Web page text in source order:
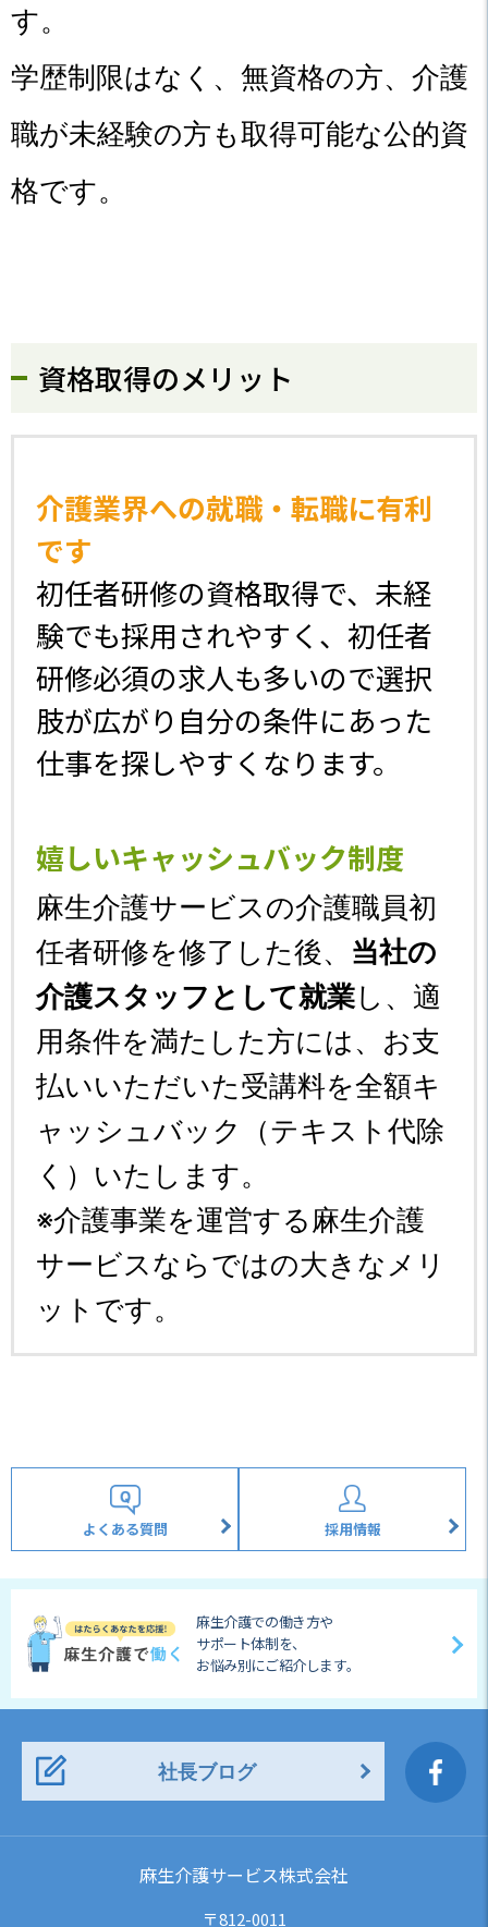
す。
学歴制限はなく、無資格の方、介護
職が未経験の方も取得可能な公的資
格です。
資格取得のメリット
介護業界への就職・転職に有利
です
初任者研修の資格取得で、未経
験でも採用されやすく、初任者
研修必須の求人も多いので選択
肢が広がり自分の条件にあった
仕事を探しやすくなります。
嬉しいキャッシュバック制度
麻生介護サービスの介護職員初
任者研修を修了した後、 当社の
介護スタッフとして就業し、適
用条件を満たした方には、お支
払いいただいた受講料を全額キ
ャッシュバック（テキスト代除
く）いたします。
※介護事業を運営する麻生介護
サービスならではの大きなメリ
ットです。
よくある質問 採用情報
麻生介護での働き方や
サポート体制を、
お悩み別にご紹介します。
社長ブログ
麻生介護サービス株式会社
〒812-0011